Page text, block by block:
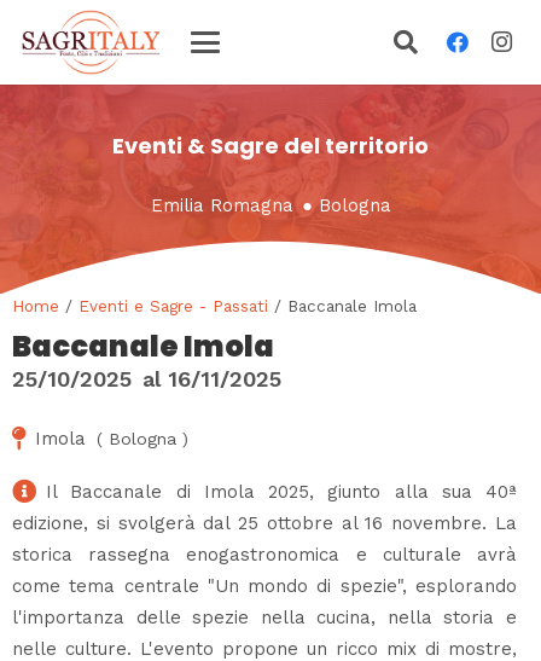
Eventi & Sagre del territorio
Emilia Romagna ●Bologna
Home / Eventi e Sagre - Passati / Baccanale Imola
Baccanale Imola
25/10/2025 al 16/11/2025
Imola ( Bologna )
Il Baccanale di Imola 2025, giunto alla sua 40ª
edizione, si svolgerà dal 25 ottobre al 16 novembre. La
storica rassegna enogastronomica e culturale avrà
come tema centrale "Un mondo di spezie", esplorando
l'importanza delle spezie nella cucina, nella storia e
nelle culture. L'evento propone un ricco mix di mostre,